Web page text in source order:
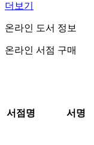
더보기
온라인 도서 정보
온라인 서점 구매
서점명 서명